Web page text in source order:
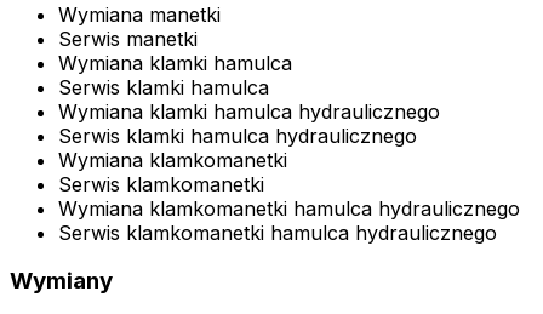
Wymiana manetki
Serwis manetki
Wymiana klamki hamulca
Serwis klamki hamulca
Wymiana klamki hamulca hydraulicznego
Serwis klamki hamulca hydraulicznego
Wymiana klamkomanetki
Serwis klamkomanetki
Wymiana klamkomanetki hamulca hydraulicznego
Serwis klamkomanetki hamulca hydraulicznego
Wymiany